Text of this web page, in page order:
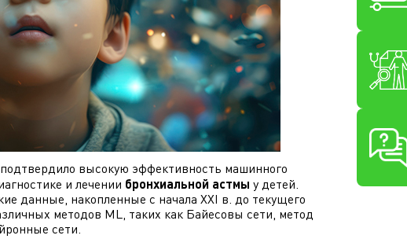
высокую эффективность машинного
и лечении бронхиальной астмы у детей.
данные, накопленные с начала XXI в. до текущего
методов ML, таких как Байесовы сети, метод
сети.